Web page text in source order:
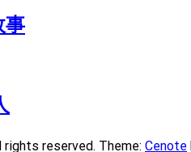
rights reserved. Theme: Cenote